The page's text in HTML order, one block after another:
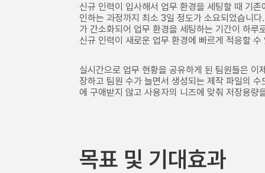
신규 인력이 입사해서 업무 환경을 세팅할 때 기
인하는 과정까지 최소 3일 정도가 소요되었습니
가 간소화되어 업무 환경을 세팅하는 기간이 하
신규 인력이 새로운 업무 환경에 빠르게 적응할 수
실시간으로 업무 현황을 공유하게 된 팀원들은
장하고 팀원 수가 늘면서 생성되는 제작 파일의
에 구애받지 않고 사용자의 니즈에 맞춰 저장용
목표 및 기대효과